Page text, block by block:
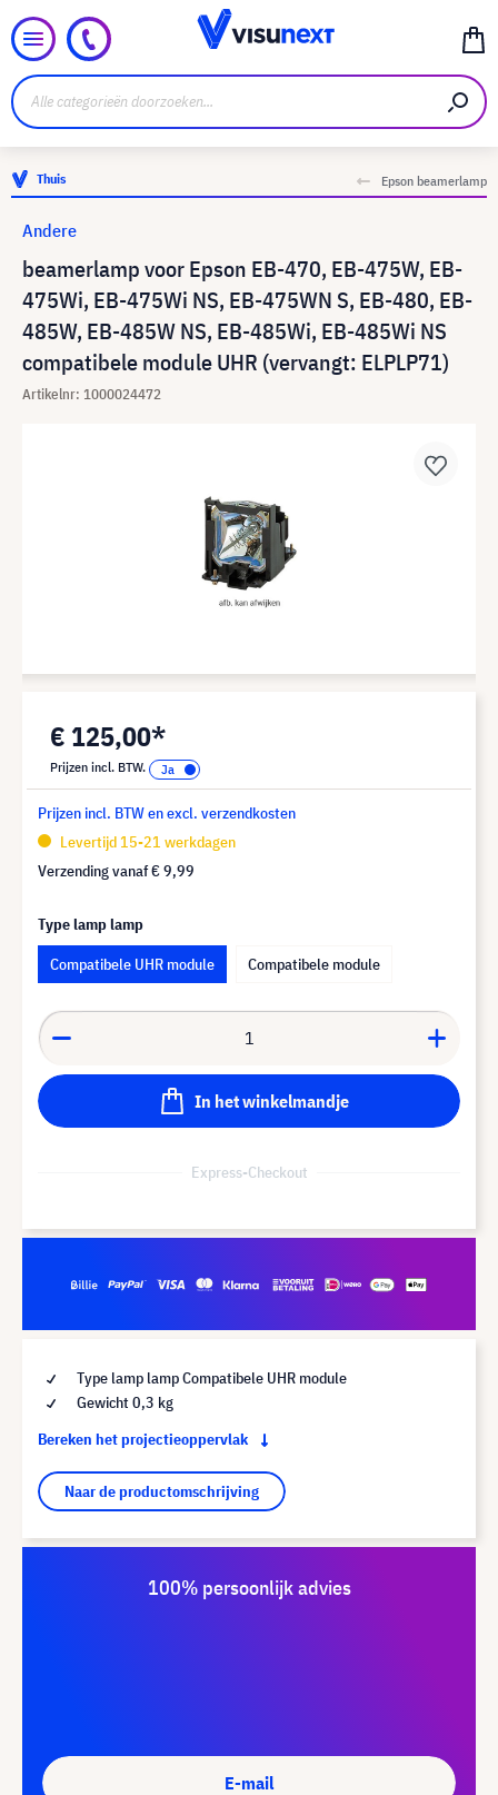
Thuis Epson beamerlamp
beamerlamp voor Epson EB-470, EB-475W, EB-
475Wi, EB-475Wi NS, EB-475WN S, EB-480, EB-
485W, EB-485W NS, EB-485Wi, EB-485Wi NS
compatibele module UHR (vervangt: ELPLP71)
Artikelnr: 1000024472
Andere
€ 125,00*
Prijzen incl. BTW.
Prijzen incl. BTW en excl. verzendkosten
Levertijd 15-21 werkdagen
Verzending vanaf€ 9,99
Type lamp lamp
Compatibele UHR module
Compatibele module
In het winkelmandje
Express-Checkout
Type lamp lamp Compatibele UHR module
Gewicht 0,3 kg
Bereken het projectieoppervlak
Naar de productomschrijving
100% persoonlijk advies
E-mail